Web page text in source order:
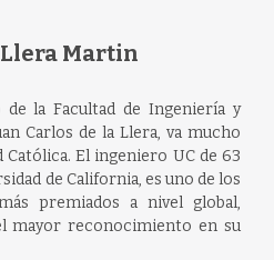
Llera Martin
la Facultad de Ingeniería y
Carlos de la Llera, va mucho
Católica. El ingeniero UC de 63
de California, es uno de los
premiados a nivel global,
mayor reconocimiento en su